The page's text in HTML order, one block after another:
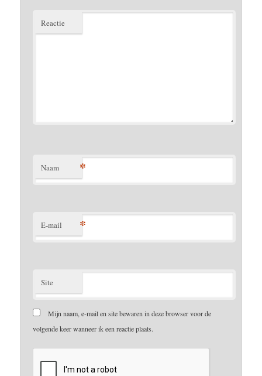
Reactie
Naam *
E-mail *
Site
Mijn naam, e-mail en site bewaren in deze browser voor de
volgende keer wanneer ik een reactie plaats.